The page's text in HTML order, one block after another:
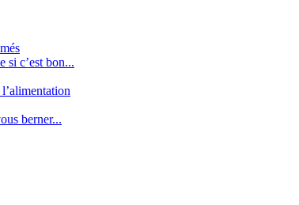
si c’est bon...
berner...